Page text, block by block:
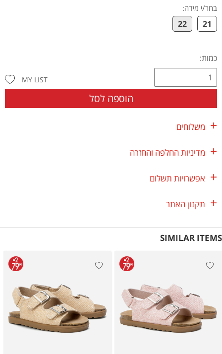
בחר/י מידה:
21
22
כמות:
הוספה לסל
MY LIST
משלוחים
מדיניות החלפה והחזרה
אפשרויות תשלום
תקנון האתר
SIMILAR ITEMS